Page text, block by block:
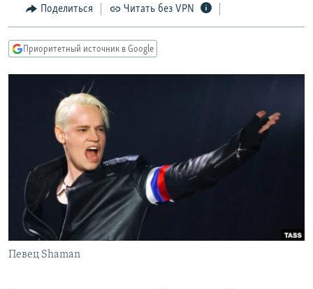
Вернутся
главной
навигации
Вернутся
МНЕНИЯ
IDEL.РЕАЛИИ
КАВКАЗ.РЕАЛИИ
СЕВЕР.РЕАЛИИ
СИБИРЬ.РЕАЛИИ
РАСПИСАНИЕ ВЕЩАНИЯ
ПОДПИШИТЕСЬ НА РАССЫЛКУ
СОЦИАЛЬНЫЕ СЕТИ
Поделиться Читать без VPN
Приоритетный источник в Google
Певец Shaman